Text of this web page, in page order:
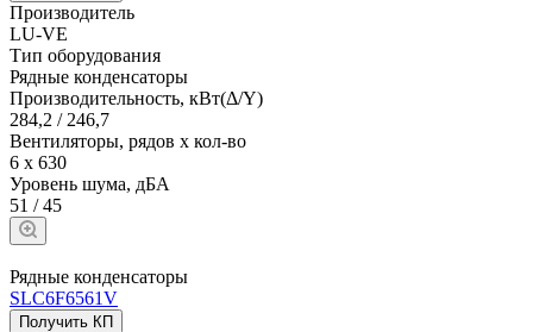
Производитель
LU-VE
Тип оборудования
Рядные конденсаторы
Производительность, кВт(Δ/Y)
284,2 / 246,7
Вентиляторы, рядов х кол-во
6 х 630
Уровень шума, дБА
51 / 45
Рядные конденсаторы
SLC6F6561V
Получить КП